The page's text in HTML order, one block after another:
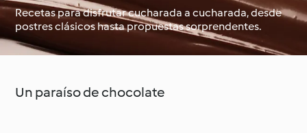
Alrededor del mundo
con Cookidoo®
Clases de cocina con
Cookidoo®
Recetas para disfrutar cucharada a cucharada, desde
postres clásicos hasta propuestas sorprendentes.
Un paraíso de chocolate